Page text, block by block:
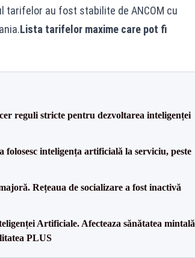
tarifelor au fost stabilite de ANCOM cu
Lista tarifelor maxime care pot fi
reguli stricte pentru dezvoltarea inteligenței
inteligența artificială la serviciu, peste
Rețeaua de socializare a fost inactivă
Artificiale. Afecteaza sănătatea mintală
PLUS